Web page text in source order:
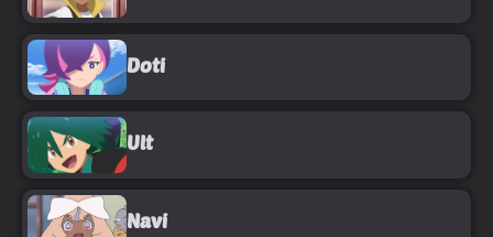
Doti
Ult
Navi